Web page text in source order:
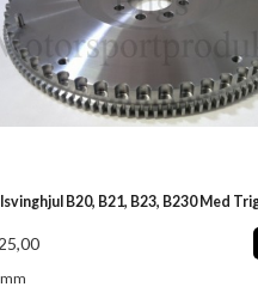
B20, B21, B23, B230 Med